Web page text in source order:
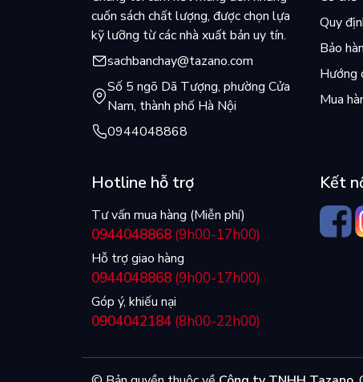
cuốn sách chất lượng, được chọn lựa
kỹ lưỡng từ các nhà xuất bản uy tín.
sachbanchay@tazano.com
Số 5 ngõ Dã Tượng, phường Cửa
Nam, thành phố Hà Nội
0944048868
Quy
Bảo
Hướng
Mua
Hotline hỗ trợ
Tư vấn mua hàng (Miễn phí)
0944048868 (9h00-17h00)
Hỗ trợ giao hàng
0944048868 (9h00-17h00)
Góp ý, khiếu nại
0904042184 (8h00-22h00)
Kết